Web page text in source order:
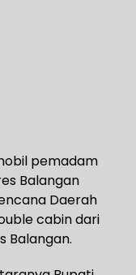
pemadam
Balangan
Daerah
cabin dari
Balangan.